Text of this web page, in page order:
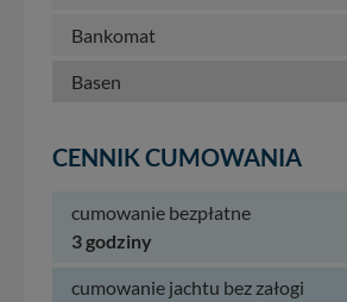
Bankomat
Basen
CENNIK CUMOWANIA
cumowanie bezpłatne
3 godziny
cumowanie jachtu bez załogi